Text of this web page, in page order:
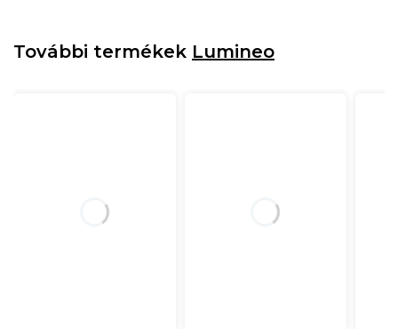
További termékek Lumineo